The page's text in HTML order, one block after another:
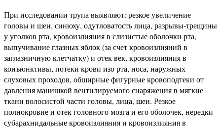
При исследовании трупа выявляют: резкое увеличение
головы и шеи, синюху, одутловатость лица, разрывы-трещины
у уголков рта, кровоизлияния в слизистые оболочки рта,
выпучивание глазных яблок (за счет кровоизлияний в
заглазничную клетчатку) и отек век, кровоизлияния в
конъюнктивы, потеки крови изо рта, носа, наружных
слуховых проходов, обширные фигурные кровоподтеки от
давления манишкой вентилируемого снаряжения в мягкие
ткани волосистой части головы, лица, шеи. Резкое
полнокровие и отек головного мозга и его оболочек, нередки
субарахнидальные кровоизлияния и кровоизлияния в